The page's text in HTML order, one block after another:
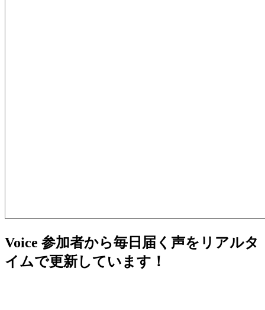
Voice 参加者から毎日届く声をリアルタ
イムで更新しています！